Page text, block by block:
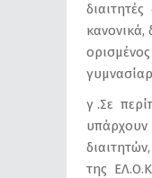
κανονικά,
γ .Σε
υπάρχουν
της